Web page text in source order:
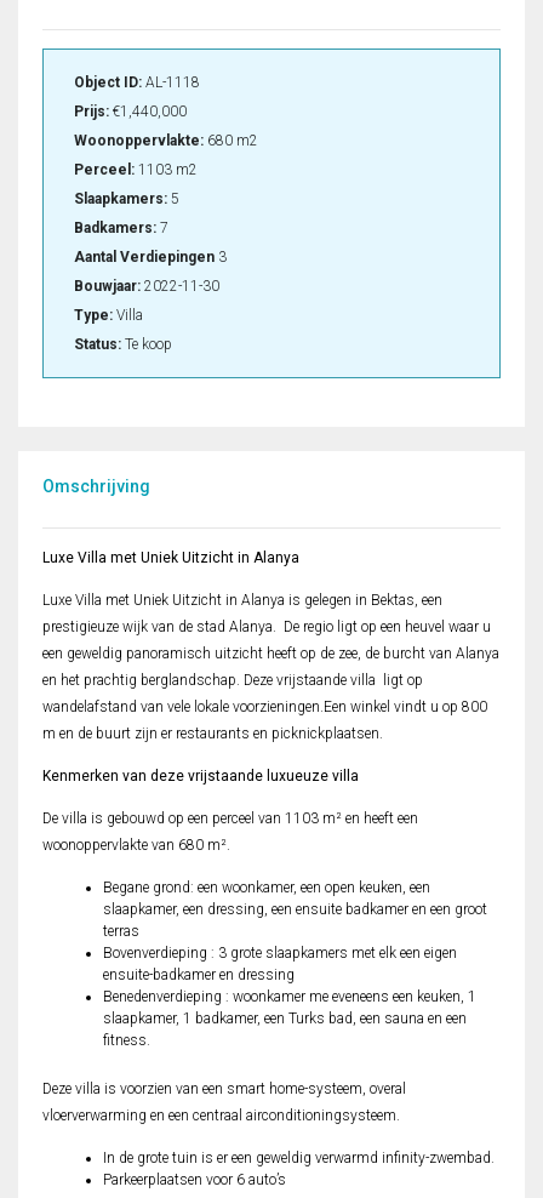
Object ID: AL-1118
Prijs: €1,440,000
Woonoppervlakte: 680 m2
Perceel: 1103 m2
Slaapkamers: 5
Badkamers: 7
Aantal Verdiepingen 3
Bouwjaar: 2022-11-30
Type: Villa
Status: Te koop
Omschrijving
Luxe Villa met Uniek Uitzicht in Alanya
Luxe Villa met Uniek Uitzicht in Alanya is gelegen in Bektas, een
prestigieuze wijk van de stad Alanya. De regio ligt op een heuvel waar u
een geweldig panoramisch uitzicht heeft op de zee, de burcht van Alanya
en het prachtig berglandschap. Deze vrijstaande villa ligt op
wandelafstand van vele lokale voorzieningen.Een winkel vindt u op 800
m en de buurt zijn er restaurants en picknickplaatsen.
Kenmerken van deze vrijstaande luxueuze villa
De villa is gebouwd op een perceel van 1103 m² en heeft een
woonoppervlakte van 680 m².
Begane grond: een woonkamer, een open keuken, een
slaapkamer, een dressing, een ensuite badkamer en een groot
terras
Bovenverdieping : 3 grote slaapkamers met elk een eigen
ensuite-badkamer en dressing
Benedenverdieping : woonkamer me eveneens een keuken, 1
slaapkamer, 1 badkamer, een Turks bad, een sauna en een
fitness.
Deze villa is voorzien van een smart home-systeem, overal
vloerverwarming en een centraal airconditioningsysteem.
In de grote tuin is er een geweldig verwarmd infinity-zwembad.
Parkeerplaatsen voor 6 auto’s